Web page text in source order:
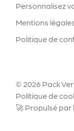
Personnalisez
Mentions
Politique de
© 2026 Pack
Politique de
🚀 Propulsé par